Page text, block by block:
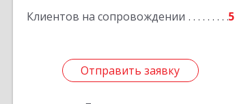
Клиентов на сопровождении 5
Отправить заявку
Отправить заявку